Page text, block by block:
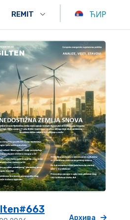
REMIT | ЋИР
Архива